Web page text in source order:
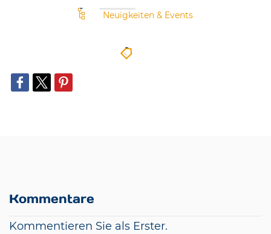
Neuigkeiten & Events
Kommentare
Kommentieren Sie als Erster.